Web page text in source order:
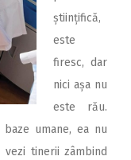
științifică,
este
firesc, dar
nici așa nu
este rău.
umane, ea nu
tinerii zâmbind